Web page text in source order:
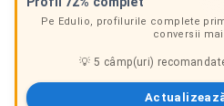
Pe Edulio, profilurile complete
conversii
💡5 câmp(uri)